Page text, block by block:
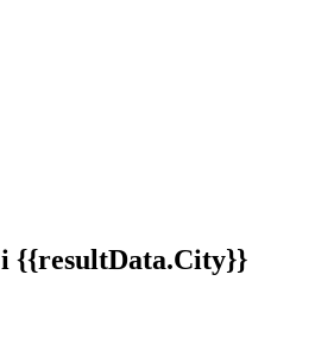
i {{resultData.City}}